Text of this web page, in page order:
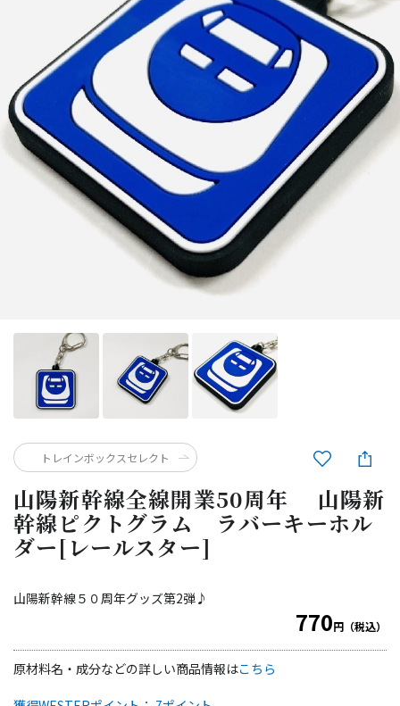
山陽新幹線全線開業50周年 山陽新
幹線ピクトグラム ラバーキーホル
ダー[レールスター]
山陽新幹線５０周年グッズ第2弾♪
770円（税込）
原材料名・成分などの詳しい商品情報はこちら
トレインボックスセレクト